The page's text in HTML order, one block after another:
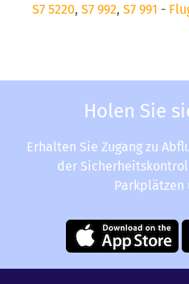
S7 5220, S7 992, S7 991 -
Holen Sie
Erhalten Sie Zugang zu
der
Parkplätzen